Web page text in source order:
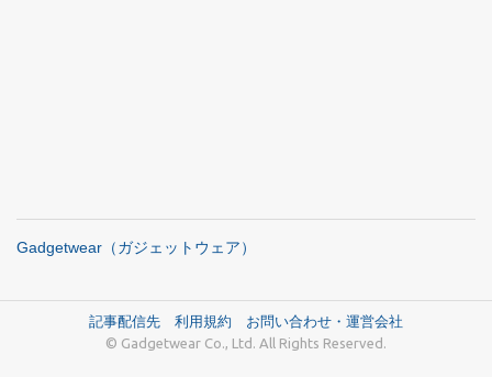
Gadgetwear（ガジェットウェア）
記事配信先 利用規約 お問い合わせ・運営会社
© Gadgetwear Co., Ltd. All Rights Reserved.